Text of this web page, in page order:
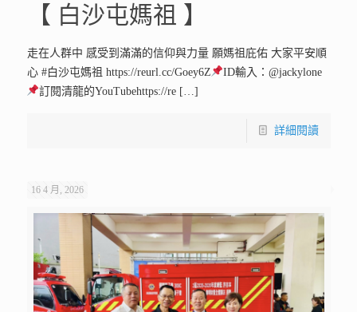
【 白沙屯媽祖 】
走在人群中 感受到滿滿的信仰與力量 願媽祖庇佑 大家平安順
心 #白沙屯媽祖 https://reurl.cc/Goey6Z
ID輸入：@jackylone
訂閱清龍的YouTubehttps://re […]
詳細閱讀
16 4 月, 2026